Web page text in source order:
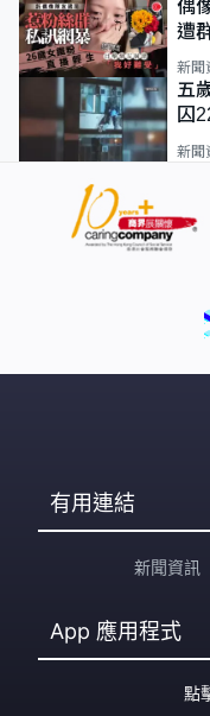
偶
遭
新聞
五
囚
新聞
有用連結
新聞資訊
App 應用程式
點